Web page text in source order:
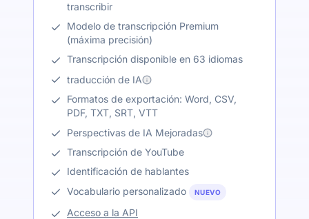
transcribir
Modelo de transcripción Premium
(máxima precisión)
Transcripción disponible en 63 idiomas
traducción de IA
Formatos de exportación: Word, CSV,
PDF, TXT, SRT, VTT
Perspectivas de IA Mejoradas
Transcripción de YouTube
Identificación de hablantes
Vocabulario personalizado
NUEVO
Acceso a la API